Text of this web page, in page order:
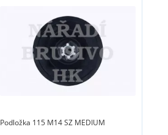
Podložka 115 M14 SZ MEDIUM